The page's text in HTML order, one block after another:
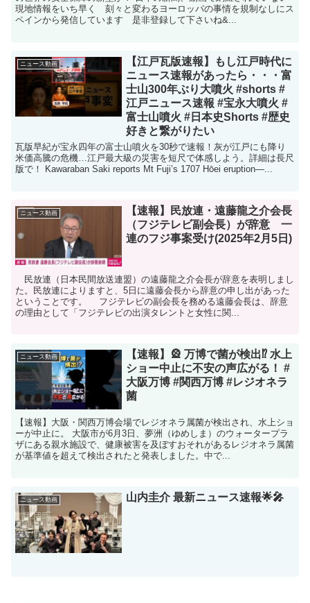
現地情報をいち早く 刻々と変わるヨーロッパの事情を規制なしにス
ペインから発信しています 是非登録して下さいね&...
ニュース動画
【江戸瓦版速報】もし江戸時代に
ニュース速報があったら・・・富
士山300年ぶり大噴火 #shorts #
江戸ニュース速報 #宝永大噴火 #
富士山噴火 #日本史Shorts #歴史
好きと繋がりたい
瓦版早紀が宝永四年の富士山噴火を30秒で速報！灰が江戸にも降り
米価高騰の危機…江戸最大級の災害を短尺で体感しよう。詳細は長尺
版で！ Kawaraban Saki reports Mt Fuji’s 1707 Hōei eruption—...
ニュース動画
【速報】民放連・遠藤龍之介会長
（フジテレビ副会長）が辞意 一
連のフジ事案受け(2025年2月5日)
民放連（日本民間放送連盟）の遠藤龍之介会長が辞意を表明しまし
た。民放連によりますと、5日に遠藤会長から辞意の申し出があった
ということです。 フジテレビの副会長を務める遠藤会長は、辞意
の理由として「フジテレビの出演タレントと女性に関...
ニュース動画
【速報】🎡 万博で菌が検出⁉ 水上
ショー中止に不安の声広がる！ #
大阪万博 #関西万博 #レジオネラ
菌
【速報】大阪・関西万博会場でレジオネラ属菌が検出され、水上ショ
ーが中止に。 大阪市が6月3日、夢洲（ゆめしま）のウォータープラ
ザにある親水施設で、健康被害を及ぼすおそれがあるレジオネラ属菌
が基準値を超えて検出されたと発表しました。中で...
ニュース動画 山内圭介 最新ニュース速報🌟🎤